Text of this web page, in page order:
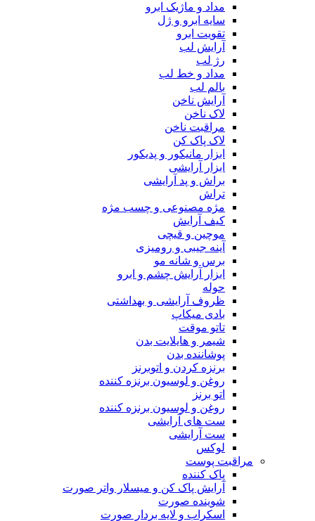
مداد و ماژیک ابرو
سایه ابرو و ژل
تقویت ابرو
آرایش لب
رژ لب
مداد و خط لب
بالم لب
آرایش ناخن
لاک ناخن
مراقبت ناخن
لاک پاک کن
ابزار مانیکور و پدیکور
ابزار آرایشی
براش و پد آرایشی
تراش
مژه مصنوعی و چسب مژه
کیف آرایش
موچین و قیچی
آینه جیبی و رومیزی
برس و شانه مو
ابزار آرایش چشم و ابرو
حوله
ظروف آرایشی و بهداشتی
بادی میکاپ
تاتو موقت
شیمر و هایلایت بدن
پوشاننده بدن
برنزه کردن و اتوبرنز
روغن و لوسیون برنزه کننده
اتو برنز
روغن و لوسیون برنزه کننده
ست های آرایشی
ست آرایشی
لوکس
مراقبت پوست
پاک کننده
آرایش پاک کن و میسلار واتر صورت
شوینده صورت
اسکراب و لایه بردار صورت